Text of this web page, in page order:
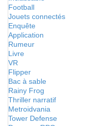
Football
Jouets connectés
Enquête
Application
Rumeur
Livre
VR
Flipper
Bac à sable
Rainy Frog
Thriller narratif
Metroidvania
Tower Defense